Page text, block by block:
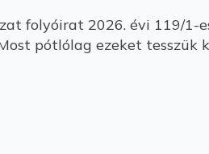
folyóirat 2026. évi 119/1-
pótlólag ezeket tesszük